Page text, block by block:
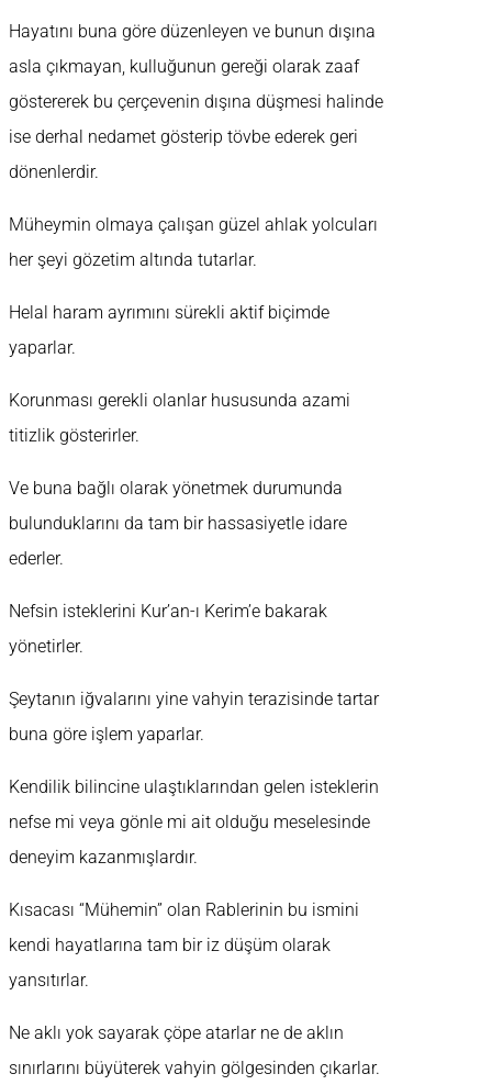
Hayatını buna göre düzenleyen ve bunun dışına
asla çıkmayan, kulluğunun gereği olarak zaaf
göstererek bu çerçevenin dışına düşmesi halinde
ise derhal nedamet gösterip tövbe ederek geri
dönenlerdir.
Müheymin olmaya çalışan güzel ahlak yolcuları
her şeyi gözetim altında tutarlar.
Helal haram ayrımını sürekli aktif biçimde
yaparlar.
Korunması gerekli olanlar hususunda azami
titizlik gösterirler.
Ve buna bağlı olarak yönetmek durumunda
bulunduklarını da tam bir hassasiyetle idare
ederler.
Nefsin isteklerini Kur’an-ı Kerim’e bakarak
yönetirler.
Şeytanın iğvalarını yine vahyin terazisinde tartar
buna göre işlem yaparlar.
Kendilik bilincine ulaştıklarından gelen isteklerin
nefse mi veya gönle mi ait olduğu meselesinde
deneyim kazanmışlardır.
Kısacası “Mühemin” olan Rablerinin bu ismini
kendi hayatlarına tam bir iz düşüm olarak
yansıtırlar.
Ne aklı yok sayarak çöpe atarlar ne de aklın
sınırlarını büyüterek vahyin gölgesinden çıkarlar.